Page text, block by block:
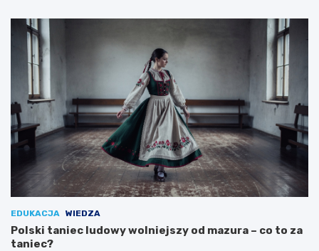
EDUKACJA WIEDZA
Polski taniec ludowy wolniejszy od mazura – co to za
taniec?